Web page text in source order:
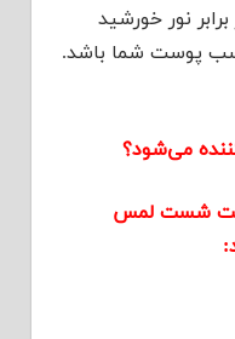
نور خورشید
پوست شما باشد.
می‌شود؟
شست لمس